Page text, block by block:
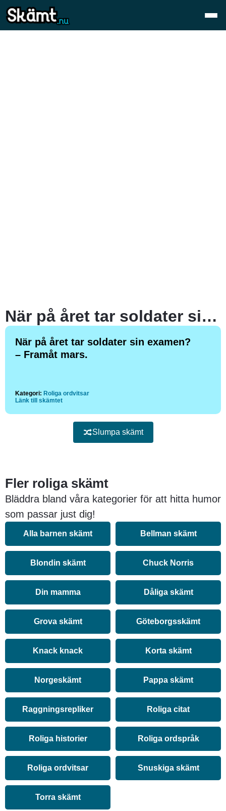
När på året tar soldater sin examen?
När på året tar soldater sin examen?
– Framåt mars.
Kategori: Roliga ordvitsar
Länk till skämtet
Slumpa skämt
Fler roliga skämt
Bläddra bland våra kategorier för att hitta humor
som passar just dig!
Alla barnen skämt Bellman skämt
Blondin skämt Chuck Norris
Din mamma Dåliga skämt
Grova skämt Göteborgsskämt
Knack knack Korta skämt
Norgeskämt Pappa skämt
Raggningsrepliker Roliga citat
Roliga historier Roliga ordspråk
Roliga ordvitsar Snuskiga skämt
Torra skämt